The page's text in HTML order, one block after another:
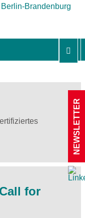
for
NEWSLETTER